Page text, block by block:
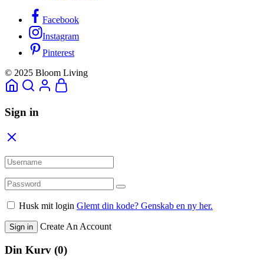
Facebook
Instagram
Pinterest
© 2025 Bloom Living
Sign in
Husk mit login Glemt din kode? Genskab en ny her.
Sign in Create An Account
Din Kurv (0)